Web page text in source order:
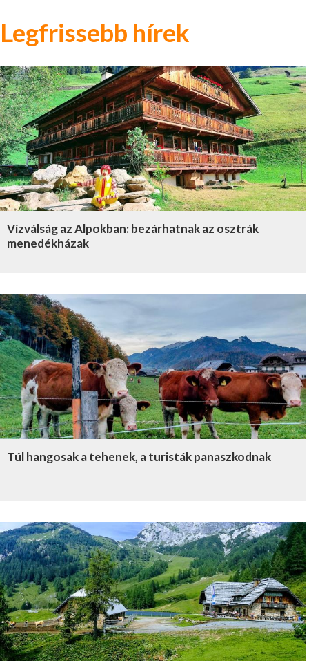
Legfrissebb hírek
Vízválság az Alpokban: bezárhatnak az osztrák
menedékházak
Túl hangosak a tehenek, a turisták panaszkodnak